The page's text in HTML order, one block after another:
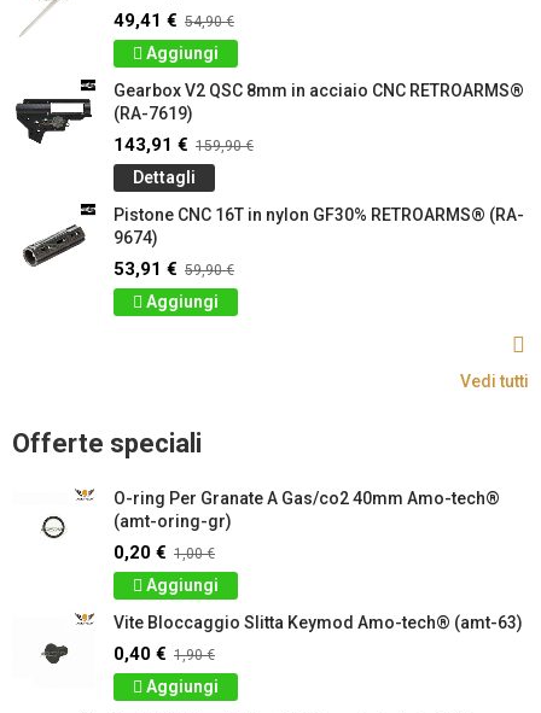
49,41 € 54,90 €
Aggiungi
Gearbox V2 QSC 8mm in acciaio CNC RETROARMS®
(RA-7619)
143,91 € 159,90 €
Dettagli
Pistone CNC 16T in nylon GF30% RETROARMS® (RA-
9674)
53,91 € 59,90 €
Aggiungi
Vedi tutti
Offerte speciali
O-ring Per Granate A Gas/co2 40mm Amo-tech®
(amt-oring-gr)
0,20 € 1,00 €
Aggiungi
Vite Bloccaggio Slitta Keymod Amo-tech® (amt-63)
0,40 € 1,90 €
Aggiungi